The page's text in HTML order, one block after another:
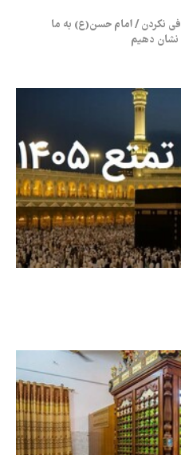
نکردن / امام حسن(ع) به ما
نشان دهیم